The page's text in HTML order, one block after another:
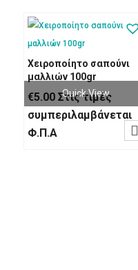
Χειροποίητο σαπούνι
μαλλιών 100gr
€5.00 Στις τιμές
συμπεριλαμβάνεται
Φ.Π.Α
Quick View
